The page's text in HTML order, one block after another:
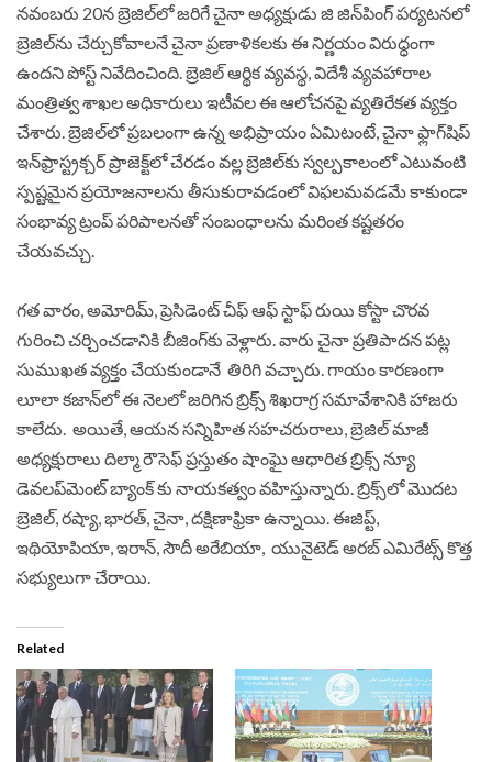
నవంబరు 20న బ్రెజిల్‌లో జరిగే చైనా అధ్యక్షుడు జి జిన్‌పింగ్ పర్యటనలో
బ్రెజిల్‌ను చేర్చుకోవాలనే చైనా ప్రణాళికలకు ఈ నిర్ణయం విరుద్ధంగా
ఉందని పోస్ట్ నివేదించింది. బ్రెజిల్ ఆర్థిక వ్యవస్థ, విదేశీ వ్యవహారాల
మంత్రిత్వ శాఖల అధికారులు ఇటీవల ఈ ఆలోచనపై వ్యతిరేకత వ్యక్తం
చేశారు. బ్రెజిల్‌లో ప్రబలంగా ఉన్న అభిప్రాయం ఏమిటంటే, చైనా ఫ్లాగ్‌షిప్
ఇన్‌ఫ్రాస్ట్రక్చర్ ప్రాజెక్ట్‌లో చేరడం వల్ల బ్రెజిల్‌కు స్వల్పకాలంలో ఎటువంటి
స్పష్టమైన ప్రయోజనాలను తీసుకురావడంలో విఫలమవడమే కాకుండా
సంభావ్య ట్రంప్ పరిపాలనతో సంబంధాలను మరింత కష్టతరం
చేయవచ్చు.
గత వారం, అమోరిమ్, ప్రెసిడెంట్ చీఫ్ ఆఫ్ స్టాఫ్ రుయి కోస్టా చొరవ
గురించి చర్చించడానికి బీజింగ్‌కు వెళ్లారు. వారు చైనా ప్రతిపాదన పట్ల
సుముఖత వ్యక్తం చేయకుండానే తిరిగి వచ్చారు. గాయం కారణంగా
లూలా కజాన్‌లో ఈ నెలలో జరిగిన బ్రిక్స్ శిఖరాగ్ర సమావేశానికి హాజరు
కాలేదు. అయితే, ఆయన సన్నిహిత సహచరురాలు, బ్రెజిల్ మాజీ
అధ్యక్షురాలు దిల్మా రౌసెఫ్ ప్రస్తుతం షాంఘై ఆధారిత బ్రిక్స్ న్యూ
డెవలప్‌మెంట్ బ్యాంక్ కు నాయకత్వం వహిస్తున్నారు. బ్రిక్స్‌లో మొదట
బ్రెజిల్, రష్యా, భారత్, చైనా, దక్షిణాఫ్రికా ఉన్నాయి. ఈజిప్ట్,
ఇథియోపియా, ఇరాన్, సౌదీ అరేబియా, యునైటెడ్ అరబ్ ఎమిరేట్స్ కొత్త
సభ్యులుగా చేరాయి.
Related